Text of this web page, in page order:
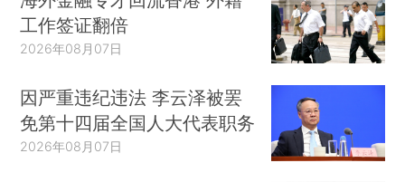
工作签证翻倍
2026年08月07日
因严重违纪违法 李云泽被罢
免第十四届全国人大代表职务
2026年08月07日